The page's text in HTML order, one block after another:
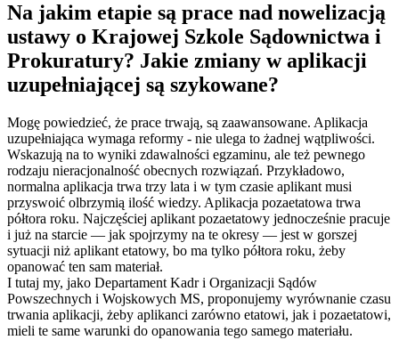
Na jakim etapie są prace nad nowelizacją
ustawy o Krajowej Szkole Sądownictwa i
Prokuratury? Jakie zmiany w aplikacji
uzupełniającej są szykowane?
Mogę powiedzieć, że prace trwają, są zaawansowane. Aplikacja
uzupełniająca wymaga reformy - nie ulega to żadnej wątpliwości.
Wskazują na to wyniki zdawalności egzaminu, ale też pewnego
rodzaju nieracjonalność obecnych rozwiązań. Przykładowo,
normalna aplikacja trwa trzy lata i w tym czasie aplikant musi
przyswoić olbrzymią ilość wiedzy. Aplikacja pozaetatowa trwa
półtora roku. Najczęściej aplikant pozaetatowy jednocześnie pracuje
i już na starcie — jak spojrzymy na te okresy — jest w gorszej
sytuacji niż aplikant etatowy, bo ma tylko półtora roku, żeby
opanować ten sam materiał.
I tutaj my, jako Departament Kadr i Organizacji Sądów
Powszechnych i Wojskowych MS, proponujemy wyrównanie czasu
trwania aplikacji, żeby aplikanci zarówno etatowi, jak i pozaetatowi,
mieli te same warunki do opanowania tego samego materiału.